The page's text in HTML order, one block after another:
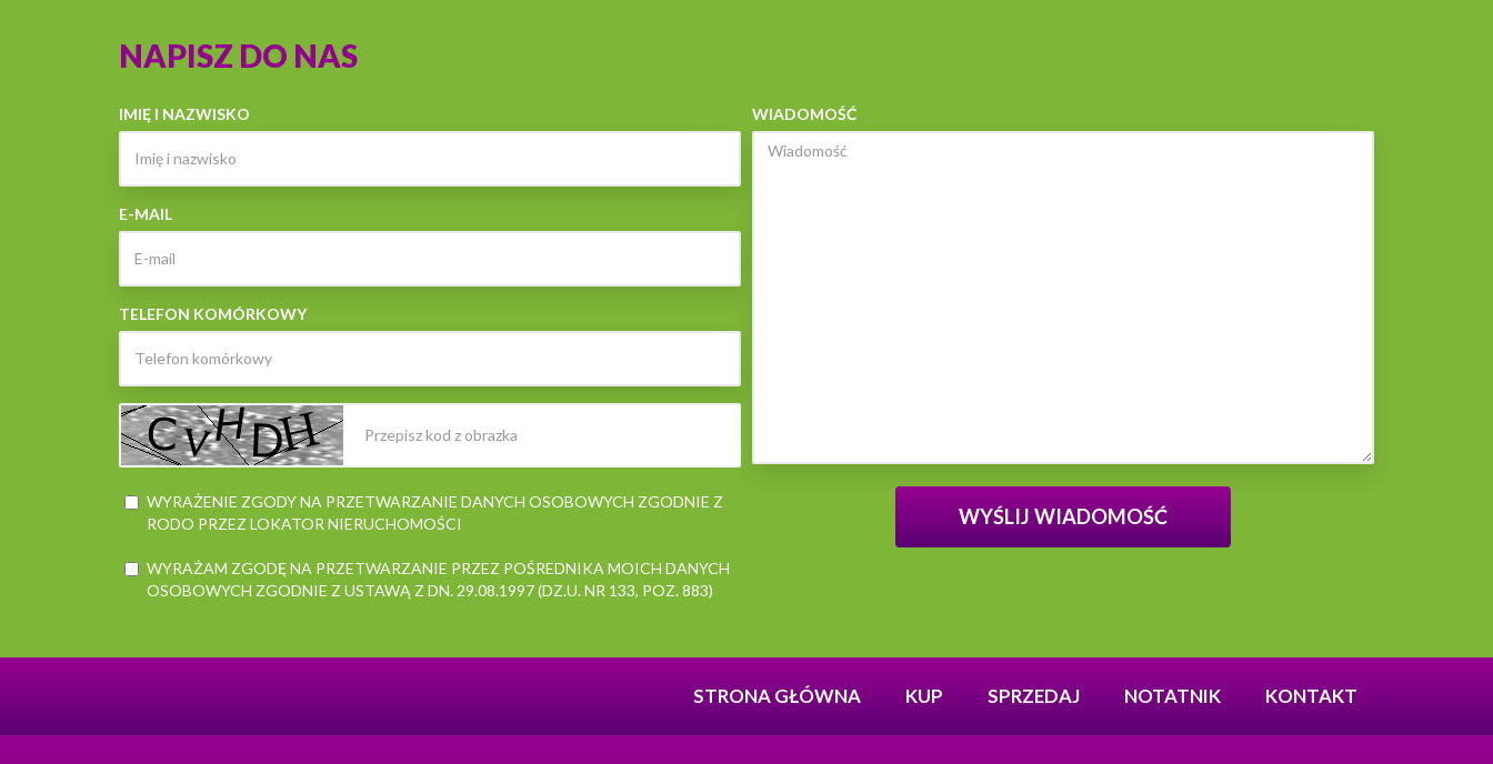
NAPISZ DO NAS
IMIĘ I NAZWISKO
E-MAIL
TELEFON KOMÓRKOWY
WYRAŻENIE ZGODY NA PRZETWARZANIE DANYCH OSOBOWYCH ZGODNIE Z
RODO PRZEZ LOKATOR NIERUCHOMOŚCI
WYRAŻAM ZGODĘ NA PRZETWARZANIE PRZEZ POŚREDNIKA MOICH DANYCH
OSOBOWYCH ZGODNIE Z USTAWĄ Z DN. 29.08.1997 (DZ.U. NR 133, POZ. 883)
WIADOMOŚĆ
STRONA GŁÓWNA KUP SPRZEDAJ NOTATNIK KONTAKT